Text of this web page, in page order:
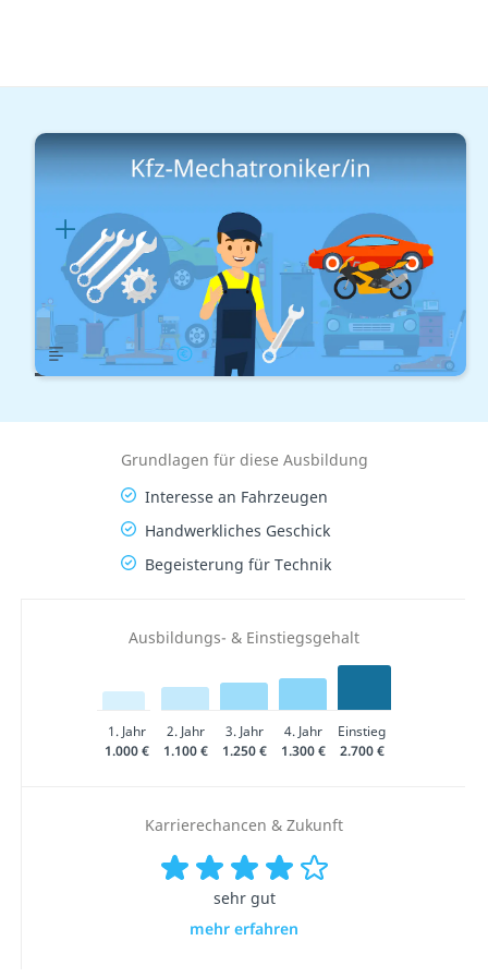
Handwerk & Industrie In der Mechatronik
Kfz-Mechatroniker/in Ausbildung
Lernplan
Übersicht Gehalt
Grundlagen für diese Ausbildung
Interesse an Fahrzeugen
Handwerkliches Geschick
Begeisterung für Technik
Ausbildungs- & Einstiegsgehalt
1. Jahr 2. Jahr 3. Jahr 4. Jahr
Einstieg
1.000 €
1.100 € 1.250 € 1.300 € 2.700 €
Karrierechancen & Zukunft
sehr gut
mehr erfahren